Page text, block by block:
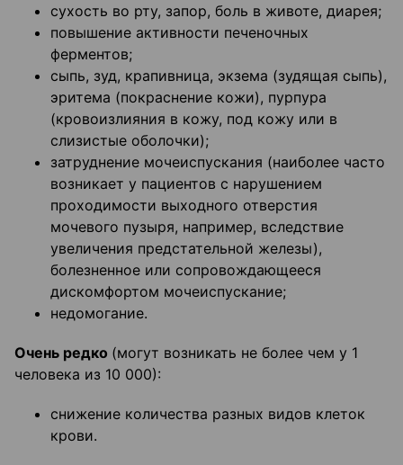
сухость во рту, запор, боль в животе, диарея;
повышение активности печеночных
ферментов;
сыпь, зуд, крапивница, экзема (зудящая сыпь),
эритема (покраснение кожи), пурпура
(кровоизлияния в кожу, под кожу или в
слизистые оболочки);
затруднение мочеиспускания (наиболее часто
возникает у пациентов с нарушением
проходимости выходного отверстия
мочевого пузыря, например, вследствие
увеличения предстательной железы),
болезненное или сопровождающееся
дискомфортом мочеиспускание;
недомогание.
Очень редко (могут возникать не более чем у 1
человека из 10 000):
снижение количества разных видов клеток
крови.